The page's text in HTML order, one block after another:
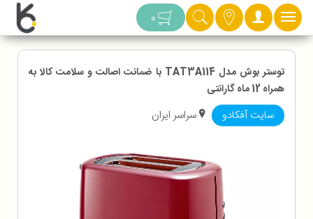
دسته بندی 0
توستر بوش مدل TAT3A114 با ضمانت اصالت و سلامت کالا به
همراه 12 ماه گارانتی
سایت آفکادو سراسر ایران